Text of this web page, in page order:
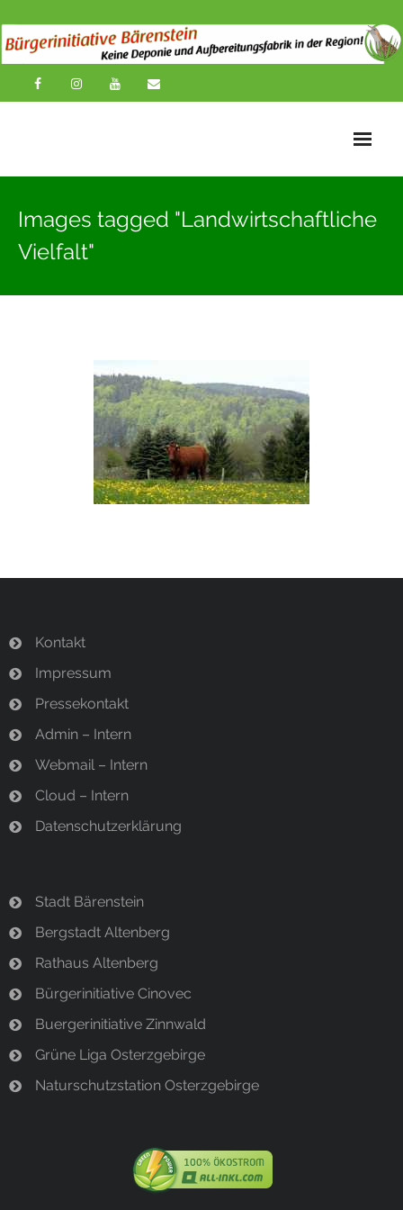
News
Impressionen
Termine
Newsletter
Images tagged "Landwirtschaftliche
Vielfalt"
Kontakt
Impressum
Pressekontakt
Admin – Intern
Webmail – Intern
Cloud – Intern
Datenschutzerklärung
Stadt Bärenstein
Bergstadt Altenberg
Rathaus Altenberg
Bürgerinitiative Cinovec
Buergerinitiative Zinnwald
Grüne Liga Osterzgebirge
Naturschutzstation Osterzgebirge